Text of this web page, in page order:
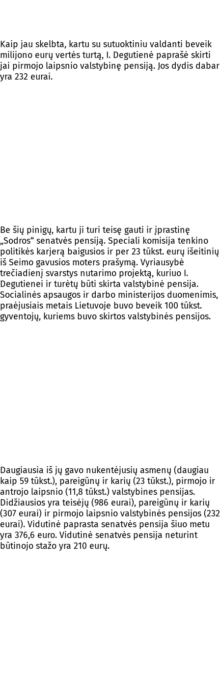
Kaip jau skelbta, kartu su sutuoktiniu valdanti beveik
milijono eurų vertės turtą, I. Degutienė paprašė skirti
jai pirmojo laipsnio valstybinę pensiją. Jos dydis dabar
yra 232 eurai.
Be šių pinigų, kartu ji turi teisę gauti ir įprastinę
„Sodros“ senatvės pensiją. Speciali komisija tenkino
politikės karjerą baigusios ir per 23 tūkst. eurų išeitinių
iš Seimo gavusios moters prašymą. Vyriausybė
trečiadienį svarstys nutarimo projektą, kuriuo I.
Degutienei ir turėtų būti skirta valstybinė pensija.
Socialinės apsaugos ir darbo ministerijos duomenimis,
praėjusiais metais Lietuvoje buvo beveik 100 tūkst.
gyventojų, kuriems buvo skirtos valstybinės pensijos.
Daugiausia iš jų gavo nukentėjusių asmenų (daugiau
kaip 59 tūkst.), pareigūnų ir karių (23 tūkst.), pirmojo ir
antrojo laipsnio (11,8 tūkst.) valstybines pensijas.
Didžiausios yra teisėjų (986 eurai), pareigūnų ir karių
(307 eurai) ir pirmojo laipsnio valstybinės pensijos (232
eurai). Vidutinė paprasta senatvės pensija šiuo metu
yra 376,6 euro. Vidutinė senatvės pensija neturint
būtinojo stažo yra 210 eurų.